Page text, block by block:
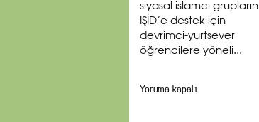
siyasal islamcı grupların
IŞİD’e destek için
devrimci-yurtsever
öğrencilere yöneli...
Yoruma kapalı